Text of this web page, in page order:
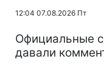
12:04 07.08.2026 Пт
Официальные
давали